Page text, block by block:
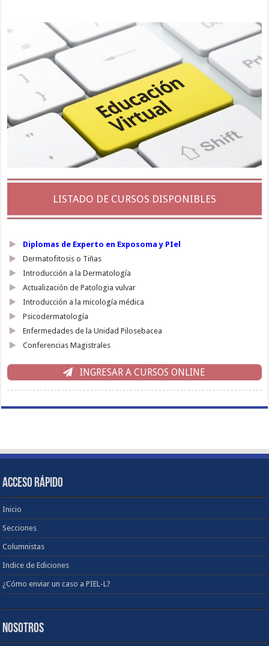
LISTADO DE CURSOS DISPONIBLES
Diplomas de Experto en Exposoma y PIel
Dermatofitosis o Tiñas
Introducción a la Dermatología
Actualización de Patologia vulvar
Introducción a la micología médica
Psicodermatología
Enfermedades de la Unidad Pilosebacea
Conferencias Magistrales
INGRESAR A CURSOS ONLINE
ACCESO RÁPIDO
Inicio
Secciones
Columnistas
Indice de Ediciones
¿Cómo enviar un caso a PIEL-L?
NOSOTROS